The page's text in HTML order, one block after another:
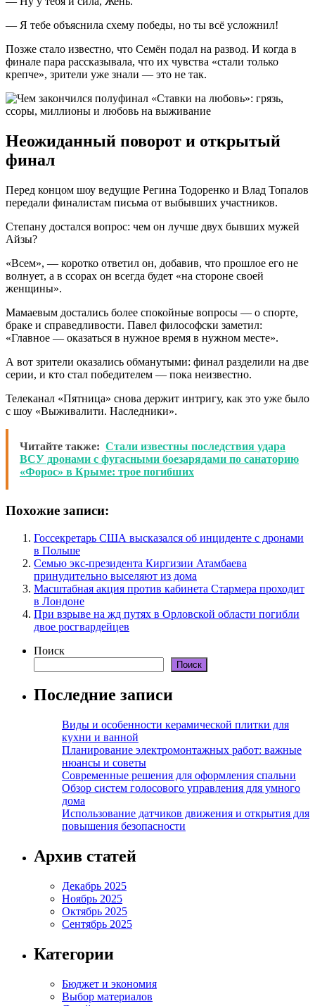
— Я тебе объяснила схему победы, но ты всё усложнил!
Позже стало известно, что Семён подал на развод. И когда в
финале пара рассказывала, что их чувства «стали только
крепче», зрители уже знали — это не так.
Неожиданный поворот и открытый
финал
Перед концом шоу ведущие Регина Тодоренко и Влад Топалов
передали финалистам письма от выбывших участников.
Степану достался вопрос: чем он лучше двух бывших мужей
Айзы?
«Всем», — коротко ответил он, добавив, что прошлое его не
волнует, а в ссорах он всегда будет «на стороне своей
женщины».
Мамаевым достались более спокойные вопросы — о спорте,
браке и справедливости. Павел философски заметил:
«Главное — оказаться в нужное время в нужном месте».
А вот зрители оказались обманутыми: финал разделили на две
серии, и кто стал победителем — пока неизвестно.
Телеканал «Пятница» снова держит интригу, как это уже было
с шоу «Выживалити. Наследники».
Читайте также: Стали известны последствия удара
ВСУ дронами с фугасными боезарядами по санаторию
«Форос» в Крыме: трое погибших
Похожие записи:
Госсекретарь США высказался об инциденте с дронами
в Польше
Семью экс-президента Киргизии Атамбаева
принудительно выселяют из дома
Масштабная акция против кабинета Стармера проходит
в Лондоне
При взрыве на жд путях в Орловской области погибли
двое росгвардейцев
Поиск
Поиск
Последние записи
Виды и особенности керамической плитки для
кухни и ванной
Планирование электромонтажных работ: важные
нюансы и советы
Современные решения для оформления спальни
Обзор систем голосового управления для умного
дома
Использование датчиков движения и открытия для
повышения безопасности
Архив статей
Декабрь 2025
Ноябрь 2025
Октябрь 2025
Сентябрь 2025
Категории
Бюджет и экономия
Выбор материалов